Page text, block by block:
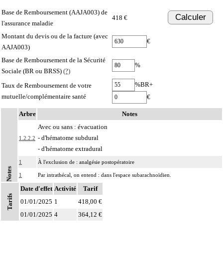
Base de Remboursement (AAJA003) de
l'assurance maladie
418 € Calculer
Montant du devis ou de la facture (avec
AAJA003)
€
Base de Remboursement de la Sécurité
Sociale (BR ou BRSS) (?)
%
Taux de Remboursement de votre
mutuelle/complémentaire santé
%BR+
€
Notes
Arbre Notes
1.2.2.2
Avec ou sans : évacuation
- d'hématome subdural
- d'hématome extradural
1 À l'exclusion de : analgésie postopératoire
1 Par intrathécal, on entend : dans l'espace subarachnoïdien.
Par infiltration anesthésique d'un nerf, on entend : injection d'un agent
pharmacologique au contact d'un nerf, par voie transcutanée.
Par bloc anesthésique continu d'un nerf, on entend : injection d'un agent
Tarifs
Date d'effet Activité
Tarif
01/01/2025 1
418,00 €
01/01/2025 4 364,12 €